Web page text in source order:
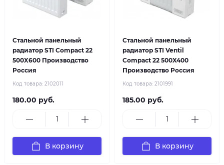
Стальной панельный
радиатор STI Compact 22
500X600 Производство
Россия
Код товара: 2102011
180.00 руб.
В корзину
Стальной панельный
радиатор STI Ventil
Compact 22 500X400
Производство Россия
Код товара: 2101991
185.00 руб.
В корзину